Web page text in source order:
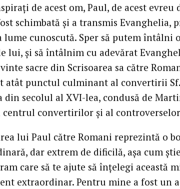
de acest om, Paul, de acest evreu
schimbată și a transmis Evanghelia,
lume cunoscută. Sper să putem întâlni
lui, și să întâlnim cu adevărat
sacre din Scrisoarea sa către
atât punctul culminant al convertirii
din secolul al XVI-lea, condusă de
centrul convertirilor și al
lui Paul către Romani reprezintă o
dar extrem de dificilă, așa cum
care să te ajute să înțelegi această
extraordinar. Pentru mine a fost un